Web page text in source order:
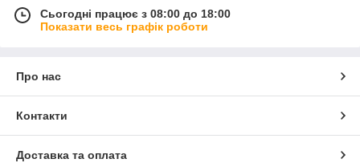
Сьогодні працює з 08:00 до 18:00
Показати весь графік роботи
Про нас
Контакти
Доставка та оплата